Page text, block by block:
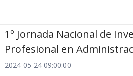
1º Jornada Nacional de
Profesional en
2024-05-24 09:00:00